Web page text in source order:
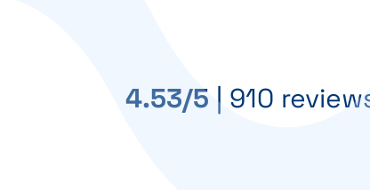
4.53/5 | 910